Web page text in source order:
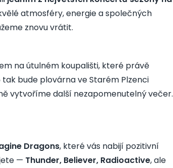
atmosféry, energie a společných
znovu vrátit.
na útulném koupališti, které právě
bude plovárna ve Starém Plzenci
vytvoříme další nezapomenutelný večer.
Dragons, které vás nabijí pozitivní
— Thunder, Believer, Radioactive, ale